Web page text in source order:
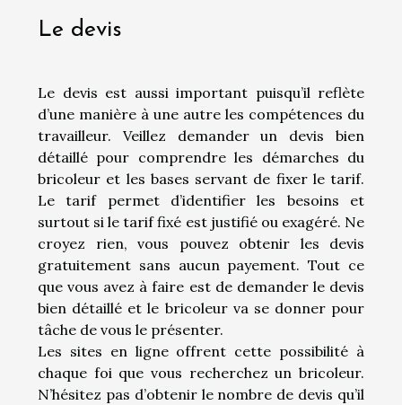
Le devis
Le devis est aussi important puisqu’il reflète
d’une manière à une autre les compétences du
travailleur. Veillez demander un devis bien
détaillé pour comprendre les démarches du
bricoleur et les bases servant de fixer le tarif.
Le tarif permet d’identifier les besoins et
surtout si le tarif fixé est justifié ou exagéré. Ne
croyez rien, vous pouvez obtenir les devis
gratuitement sans aucun payement. Tout ce
que vous avez à faire est de demander le devis
bien détaillé et le bricoleur va se donner pour
tâche de vous le présenter.
Les sites en ligne offrent cette possibilité à
chaque foi que vous recherchez un bricoleur.
N’hésitez pas d’obtenir le nombre de devis qu’il